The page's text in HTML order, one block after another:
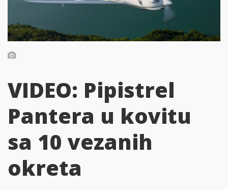
VIDEO: Pipistrel
Pantera u kovitu
sa 10 vezanih
okreta